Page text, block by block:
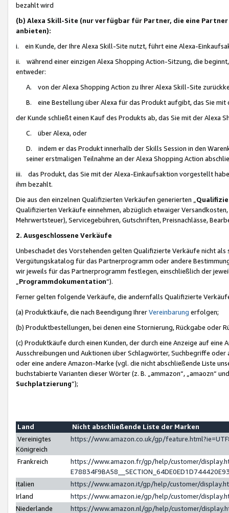
bezahlt wird
(b) Alexa Skill-Site (nur verfügbar für Partner, die eine
anbieten):
i. ein Kunde, der Ihre Alexa Skill-Site nutzt, führt eine Alexa-
ii. während einer einzigen Alexa Shopping Action-Sitzung, die
entweder:
A. von der Alexa Shopping Action zu Ihrer Alexa Skill-Site
B. eine Bestellung über Alexa für das Produkt aufgibt, das Sie mit
der Kunde schließt einen Kauf des Produkts ab, das Sie mit der Alexa
C. über Alexa, oder
D. indem er das Produkt innerhalb der Skills Session in den
seiner erstmaligen Teilnahme an der Alexa Shopping Action
iii. das Produkt, das Sie mit der Alexa-Einkaufsaktion vorgestellt
ihm bezahlt.
Die aus den einzelnen Qualifizierten Verkäufen generierten „
Qualifizierten Verkäufe einnehmen, abzüglich etwaiger
Mehrwertsteuer), Servicegebühren, Gutschriften, Preisnachlässe,
2. Ausgeschlossene Verkäufe
Unbeschadet des Vorstehenden gelten Qualifizierte Verkäufe nicht
Vergütungskatalog für das Partnerprogramm oder andere
wir jeweils für das Partnerprogramm festlegen, einschließlich der
Programmdokumentation“).
Ferner gelten folgende Verkäufe, die andernfalls Qualifizierte
(a) Produktkäufe, die nach Beendigung IhrerVereinbarung erfolgen;
(b) Produktbestellungen, bei denen eine Stornierung, Rückgabe oder
(c) Produktkäufe durch einen Kunden, der durch eine Anzeige auf
Ausschreibungen und Auktionen über Schlagwörter, Suchbegriffe
oder eine andere Amazon-Marke (vgl. die nicht abschließende Liste
buchstabierte Varianten dieser Wörter (z. B. „ammazon“, „amaozn“
Suchplatzierung”);
Land
Nicht abschließende Liste der Marken
Vereinigtes
Königreich
https://www.amazon.co.uk/gp/
Frankreich
https://www.amazon.fr/gp/help/customer/
Italien
https://www.amazon.it/gp/help/customer/
Irland
https://www.amazon.ie/gp/help/customer/
Niederlande
https://www.amazon.nl/gp/help/customer/